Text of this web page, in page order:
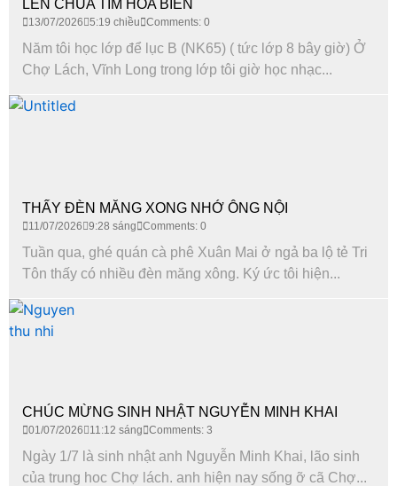
LÊN CHÙA TÌM HOA BIỂN
13/07/2026 5:19 chiều Comments: 0
Năm tôi học lớp để lục B (NK65) ( tức lớp 8 bây giờ) Ở
Chợ Lách, Vĩnh Long trong lớp tôi giờ học nhạc...
THẤY ĐÈN MĂNG XONG NHỚ ÔNG NỘI
11/07/2026 9:28 sáng Comments: 0
Tuần qua, ghé quán cà phê Xuân Mai ở ngả ba lộ tẻ Tri
Tôn thấy có nhiều đèn măng xông. Ký ức tôi hiện...
CHÚC MỪNG SINH NHẬT NGUYỄN MINH KHAI
01/07/2026 11:12 sáng Comments: 3
Ngày 1/7 là sinh nhật anh Nguyễn Minh Khai, lão sinh
của trung hoc Chợ lách. anh hiện nay sống ỡ cã Chợ...